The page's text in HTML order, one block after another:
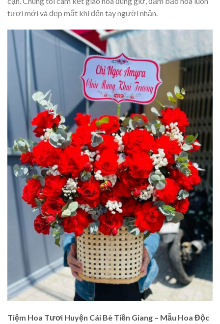
tươi mới và đẹp mắt khi đến tay người nhận.
Tiệm Hoa Tươi Huyện Cái Bè Tiền Giang – Mẫu Hoa Độc